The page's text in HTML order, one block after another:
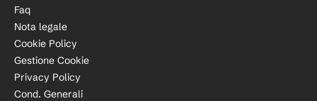
Faq
Nota legale
Cookie Policy
Gestione Cookie
Privacy Policy
Cond. Generali